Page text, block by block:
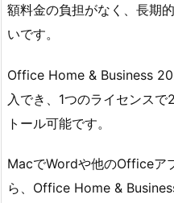
額料金の負担がなく、長期
いです。
Office Home & Business
入でき、1つのライセンス
トール可能です。
MacでWordや他のOfficeア
ら、Office Home &